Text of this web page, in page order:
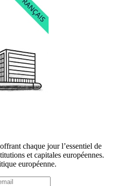
chaque jour l’essentiel de
et capitales européennes.
européenne.